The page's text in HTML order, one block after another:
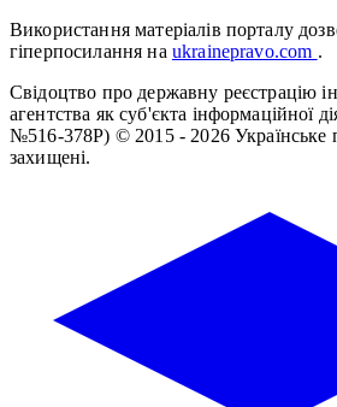
Використання матеріалів порталу
гіперпосилання на ukrainepravo.com .
Свідоцтво про державну реєстрацію
агентства як суб'єкта інформаційної
№516-378Р) © 2015 - 2026 Українське
захищені.